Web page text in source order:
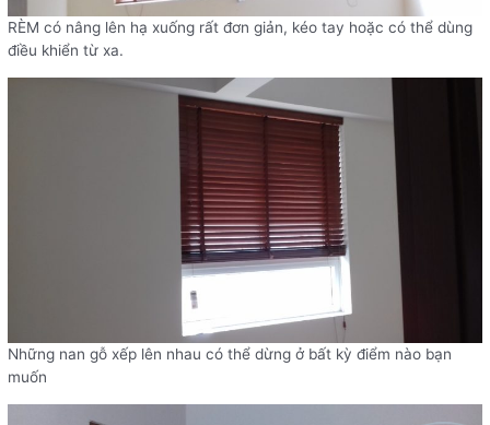
RÈM có nâng lên hạ xuống rất đơn giản, kéo tay hoặc có thể dùng
điều khiển từ xa.
Những nan gỗ xếp lên nhau có thể dừng ở bất kỳ điểm nào bạn
muốn